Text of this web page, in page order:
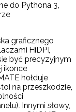
do Pythona 3,
graficznego
HiDPI,
być precyzyjnym
ikonce
hołduje
na przeszkodzie,
Innymi słowy,